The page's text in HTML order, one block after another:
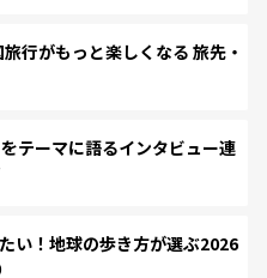
行がもっと楽しくなる 旅先・
テーマに語るインタビュー連
い！地球の歩き方が選ぶ2026